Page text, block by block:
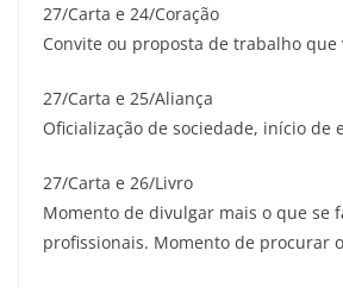
27/Carta e 24/Coração
Convite ou proposta de trabalho que
27/Carta e 25/Aliança
Oficialização de sociedade, início de
27/Carta e 26/Livro
Momento de divulgar mais o que se
profissionais. Momento de procurar